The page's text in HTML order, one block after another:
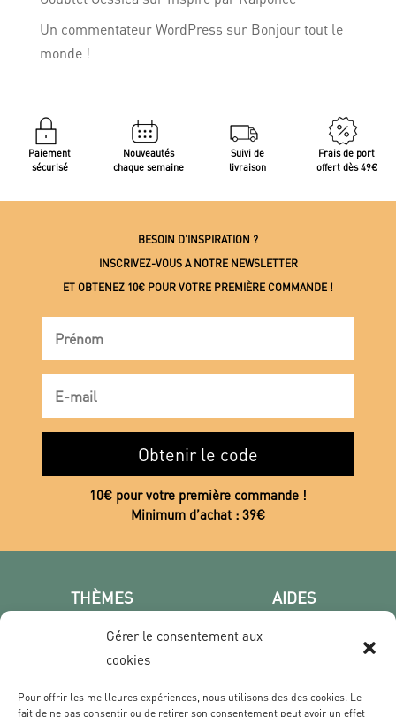
Gérer le consentement aux
cookies
Pour offrir les meilleures expériences, nous utilisons des des cookies. Le
fait de ne pas consentir ou de retirer son consentement peut avoir un effet
Un commentateur WordPress sur Bonjour tout le
monde !
Paiement
sécurisé
Nouveautés
chaque semaine
Suivi de
livraison
Frais de port
offert dès 49€
BESOIN D’INSPIRATION ?
INSCRIVEZ-VOUS A NOTRE NEWSLETTER
ET OBTENEZ 10€ POUR VOTRE PREMIÈRE COMMANDE !
Obtenir le code
10€ pour votre première commande !
Minimum d’achat : 39€
THÈMES
Poster photo
Les villes
Film & Série
AIDES